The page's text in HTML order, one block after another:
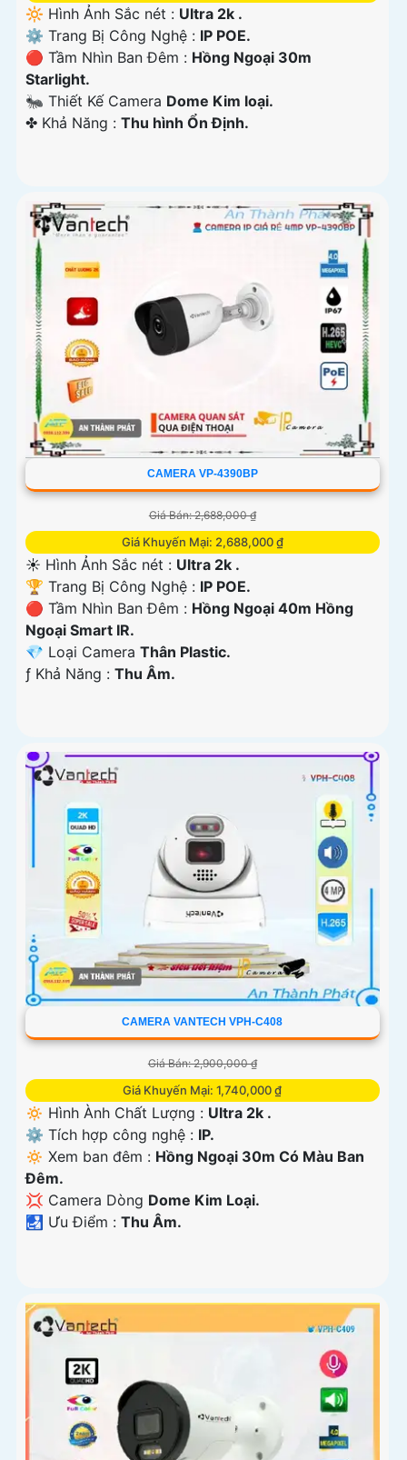
🔆 Hình Ảnh Sắc nét : Ultra 2k .
⚙ Trang Bị Công Nghệ : IP POE.
🔴 Tầm Nhìn Ban Đêm : Hồng Ngoại 30m
Starlight.
🐜 Thiết Kế Camera Dome Kim loại.
️✤ Khả Năng : Thu hình Ổn Định.
CAMERA VP-4390BP
Giá Bán: 2,688,000 ₫
Giá Khuyến Mại: 2,688,000 ₫
☀️ Hình Ảnh Sắc nét : Ultra 2k .
🏆 Trang Bị Công Nghệ : IP POE.
🔴 Tầm Nhìn Ban Đêm : Hồng Ngoại 40m Hồng
Ngoại Smart IR.
💎 Loại Camera Thân Plastic.
️ƒ Khả Năng : Thu Âm.
CAMERA VANTECH VPH-C408
Giá Bán: 2,900,000 ₫
Giá Khuyến Mại: 1,740,000 ₫
🔅 Hình Ành Chất Lượng : Ultra 2k .
⚙ Tích hợp công nghệ : IP.
🔅 Xem ban đêm : Hồng Ngoại 30m Có Màu Ban
Đêm.
💢 Camera Dòng Dome Kim Loại.
️🛃 Ưu Điểm : Thu Âm.